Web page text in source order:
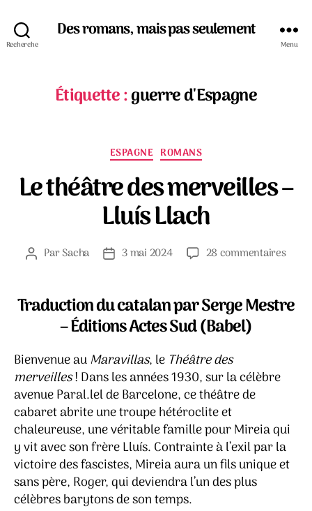
Recherche
Des romans, mais pas seulement
Menu
Étiquette :guerre d'Espagne
Catégories
ESPAGNE ROMANS
Le théâtre des merveilles –
Lluís Llach
Auteur
ParSacha
Date3 mai 2024 28 commentairessur
des
Traduction du catalan par Serge Mestre
– Éditions Actes Sud (Babel)
Bienvenue auMaravillas, le Théâtre des
merveilles! Dans les années 1930, sur la célèbre
avenue Paral.lel de Barcelone, ce théâtre de
cabaret abrite une troupe hétéroclite et
chaleureuse, une véritable famille pour Mireia qui
y vit avec son frère Lluís. Contrainte à l’exil par la
victoire des fascistes, Mireia aura un fils unique et
sans père, Roger, qui deviendra l’un des plus
célèbres barytons de son temps.